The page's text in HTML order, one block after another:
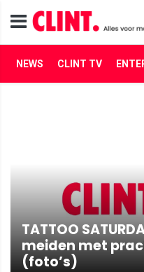
NEWS CLINT TV
TATTOO
meiden met
(foto’s)